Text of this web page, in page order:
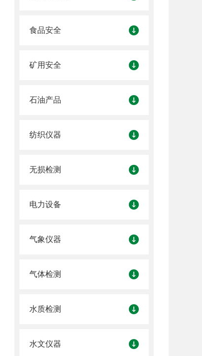
食品安全
矿用安全
石油产品
纺织仪器
无损检测
电力设备
气象仪器
气体检测
水质检测
水文仪器